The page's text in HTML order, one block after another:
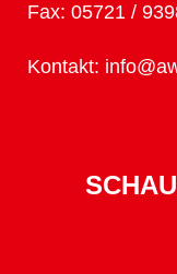
Fax: 05721 /
Kontakt: